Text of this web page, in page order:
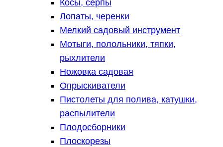
Косы, серпы
Лопаты, черенки
Мелкий садовый инструмент
Мотыги, полольники, тяпки,
рыхлители
Ножовка садовая
Опрыскиватели
Пистолеты для полива, катушки,
распылители
Плодосборники
Плоскорезы